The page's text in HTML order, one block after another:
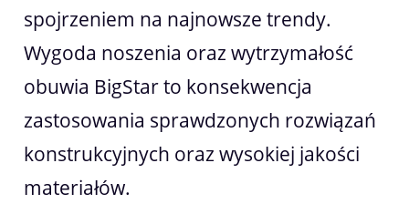
spojrzeniem na najnowsze trendy.
Wygoda noszenia oraz wytrzymałość
obuwia BigStar to konsekwencja
zastosowania sprawdzonych rozwiązań
konstrukcyjnych oraz wysokiej jakości
materiałów.